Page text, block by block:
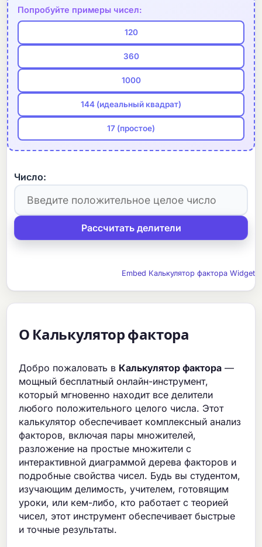
Попробуйте примеры чисел:
120
360
1000
144 (идеальный квадрат)
17 (простое)
Число:
Embed Калькулятор фактора Widget
О Калькулятор фактора
Добро пожаловать в Калькулятор фактора —
мощный бесплатный онлайн-инструмент,
который мгновенно находит все делители
любого положительного целого числа. Этот
калькулятор обеспечивает комплексный анализ
факторов, включая пары множителей,
разложение на простые множители с
интерактивной диаграммой дерева факторов и
подробные свойства чисел. Будь вы студентом,
изучающим делимость, учителем, готовящим
уроки, или кем-либо, кто работает с теорией
чисел, этот инструмент обеспечивает быстрые
и точные результаты.